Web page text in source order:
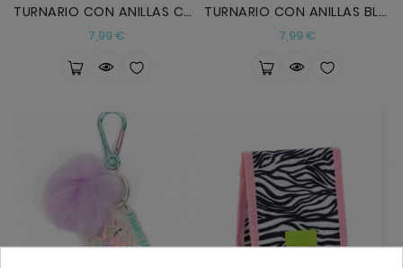
TURNARIO CON ANILLAS COSAS DE ENFERMEROS
7,99 €Precio
TURNARIO CON ANILLAS BLOSSOM
7,99 €Precio